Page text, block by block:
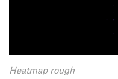
Heatmap rough